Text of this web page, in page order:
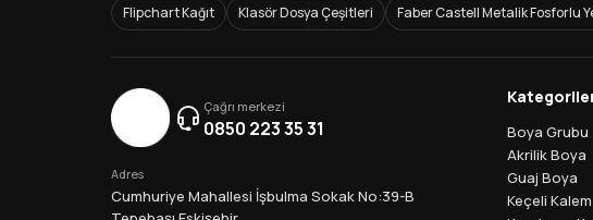
Flipchart Kağıt
Klasör Dosya Çeşitleri Faber Castell Metalik Fosforlu
Çağrı merkezi
0850 223 35 31
Adres
Cumhuriye Mahallesi İşbulma Sokak No:39-B
Boya Grubu
Akrilik Boya
Guaj Boya
Keçeli Kalem